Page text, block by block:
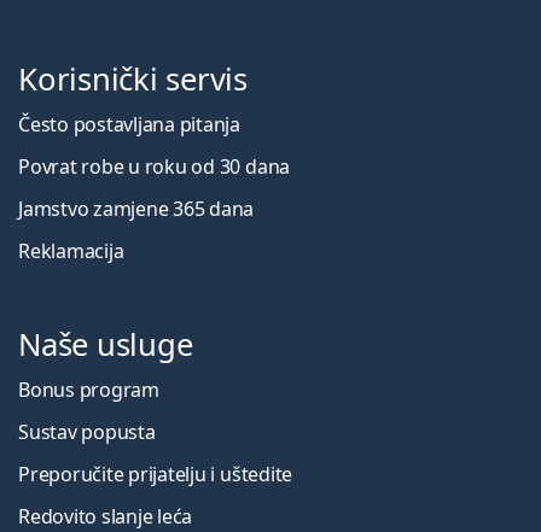
Korisnički servis
Često postavljana pitanja
Povrat robe u roku od 30 dana
Jamstvo zamjene 365 dana
Reklamacija
Naše usluge
Bonus program
Sustav popusta
Preporučite prijatelju i uštedite
Redovito slanje leća